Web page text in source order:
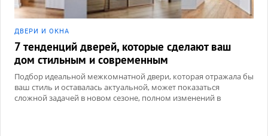
ДВЕРИ И ОКНА
7 тенденций дверей, которые сделают ваш
дом стильным и современным
Подбор идеальной межкомнатной двери, которая отражала бы
ваш стиль и оставалась актуальной, может показаться
сложной задачей в новом сезоне, полном изменений в